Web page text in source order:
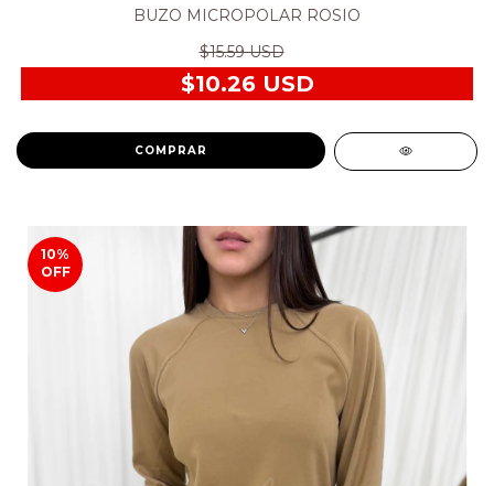
BUZO MICROPOLAR ROSIO
$15.59 USD
$10.26 USD
COMPRAR
10%
OFF